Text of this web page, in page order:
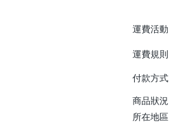
運費活動
運費規則
付款方式
商品狀況
所在地區